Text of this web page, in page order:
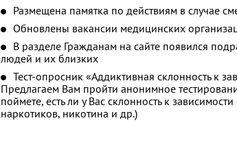
Размещена памятка по действиям в случае
Обновлены вакансии медицинских
В разделе Гражданам на сайте появился
людей и их близких
Тест-опросник «Аддиктивная склонность к
Предлагаем Вам пройти анонимное
поймете, есть ли у Вас склонность к
наркотиков, никотина и др.)